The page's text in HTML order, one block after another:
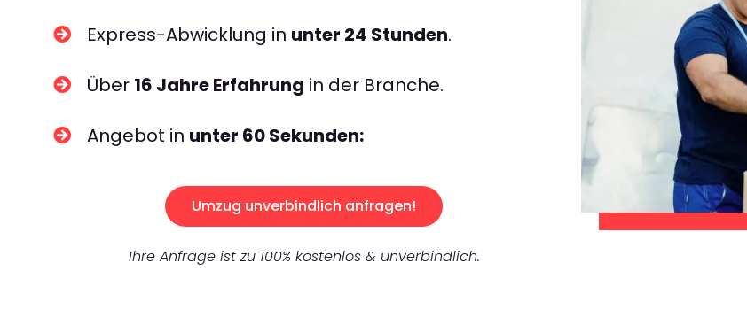
Express-Abwicklung in unter 24 Stunden.
Über 16 Jahre Erfahrung in der Branche.
Angebot in unter 60 Sekunden:
Umzug unverbindlich anfragen!
Ihre Anfrage ist zu 100% kostenlos & unverbindlich.